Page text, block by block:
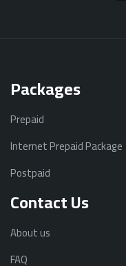
Packages
Prepaid
Internet Prepaid Package
Postpaid
Contact Us
About us
FAQ